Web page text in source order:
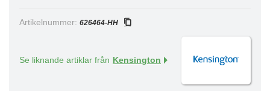
Artikelnummer: 626464-HH
Se liknande artiklar från Kensington